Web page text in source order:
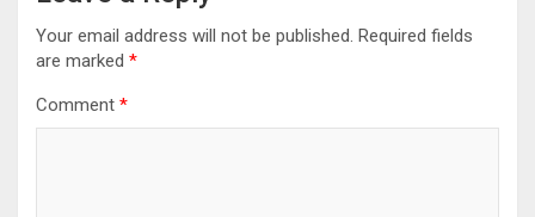
Your email address will not be published. Required fields
are marked *
Comment *